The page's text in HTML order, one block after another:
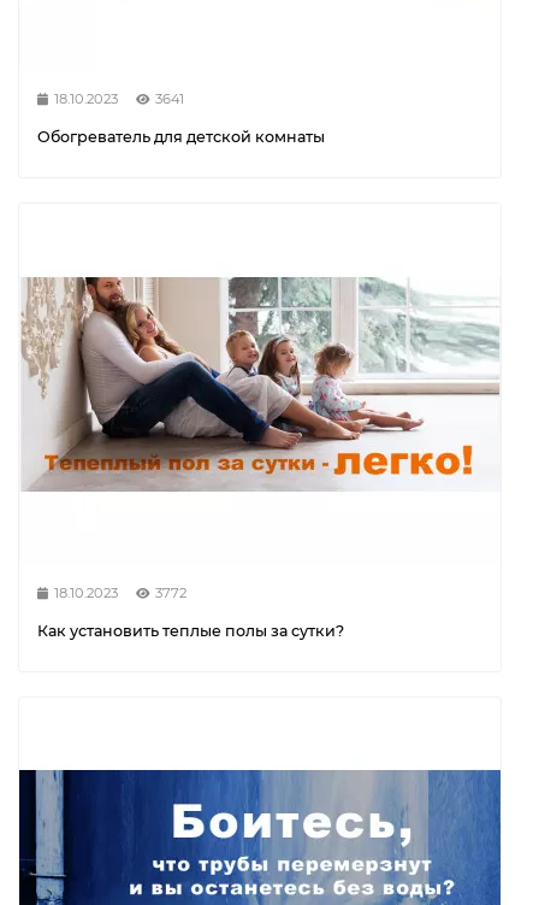
18.10.2023 3641
Обогреватель для детской комнаты
18.10.2023 3772
Как установить теплые полы за сутки?